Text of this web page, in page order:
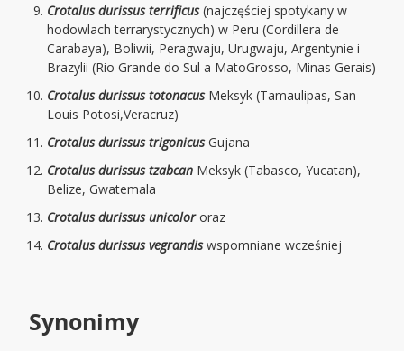
Crotalus durissus terrificus(najczęściej spotykany w
hodowlach terrarystycznych) w Peru (Cordillera de
Carabaya), Boliwii, Peragwaju, Urugwaju, Argentynie i
Brazylii (Rio Grande do Sul a MatoGrosso, Minas Gerais)
Crotalus durissus totonacusMeksyk (Tamaulipas, San
Louis Potosi,Veracruz)
Crotalus durissus trigonicusGujana
Crotalus durissus tzabcan Meksyk (Tabasco, Yucatan),
Belize, Gwatemala
Crotalus durissus unicolororaz
Crotalus durissus vegrandiswspomniane wcześniej
Synonimy